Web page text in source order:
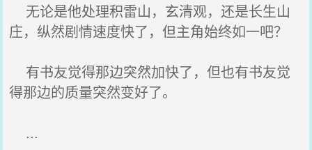
无论是他处理积雷山，玄清观，还是长生山
庄，纵然剧情速度快了，但主角始终如一吧？
有书友觉得那边突然加快了，但也有书友觉
得那边的质量突然变好了。
...